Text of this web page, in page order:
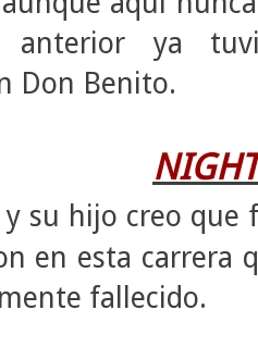
ya
Don Benito.
y su hijo creo que
en esta carrera
fallecido.